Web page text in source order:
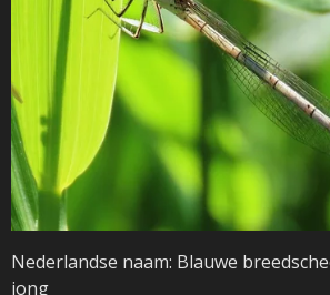
Nederlandse naam: Blauwe
jong